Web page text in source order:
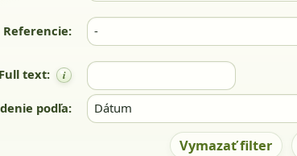
Referencie:
text:
podľa:
Vymazať filter